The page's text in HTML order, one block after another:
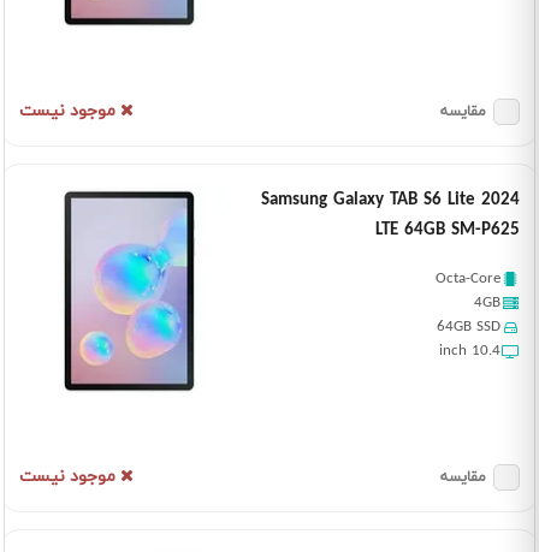
موجود نیست مقایسه
Samsung Galaxy TAB S6 Lite 2024
LTE 64GB SM-P625
Octa-Core
4GB
64GB SSD
10.4 inch
موجود نیست مقایسه